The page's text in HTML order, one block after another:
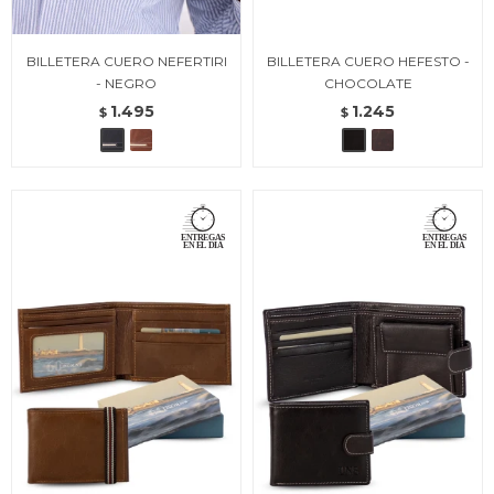
BILLETERA CUERO NEFERTIRI
- NEGRO
$ 1.495
BILLETERA CUERO HEFESTO -
CHOCOLATE
$ 1.245